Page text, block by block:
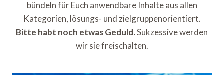
bündeln für Euch anwendbare Inhalte aus allen
Kategorien, lösungs- und zielgruppenorientiert.
Bitte habt noch etwas Geduld.Sukzessive werden
wir sie freischalten.